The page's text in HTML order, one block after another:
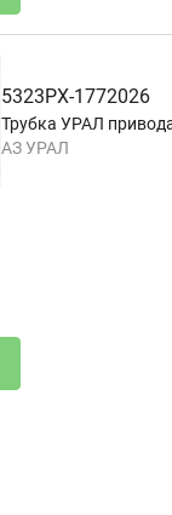
5323РХ-1772026
Трубка УРАЛ
АЗ УРАЛ